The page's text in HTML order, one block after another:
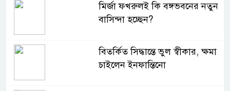
মির্জা ফখরুলই কি বঙ্গভবনের নতুন
বাসিন্দা হচ্ছেন?
বিতর্কিত সিদ্ধান্তে ভুল স্বীকার, ক্ষমা
চাইলেন ইনফান্তিনো